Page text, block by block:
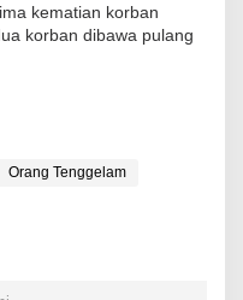
kematian korban
korban dibawa pulang
Orang Tenggelam